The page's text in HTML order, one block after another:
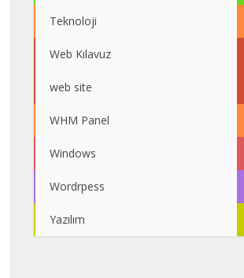
Teknoloji
Web Kılavuz
web site
WHM Panel
Windows
Wordrpess
Yazılım